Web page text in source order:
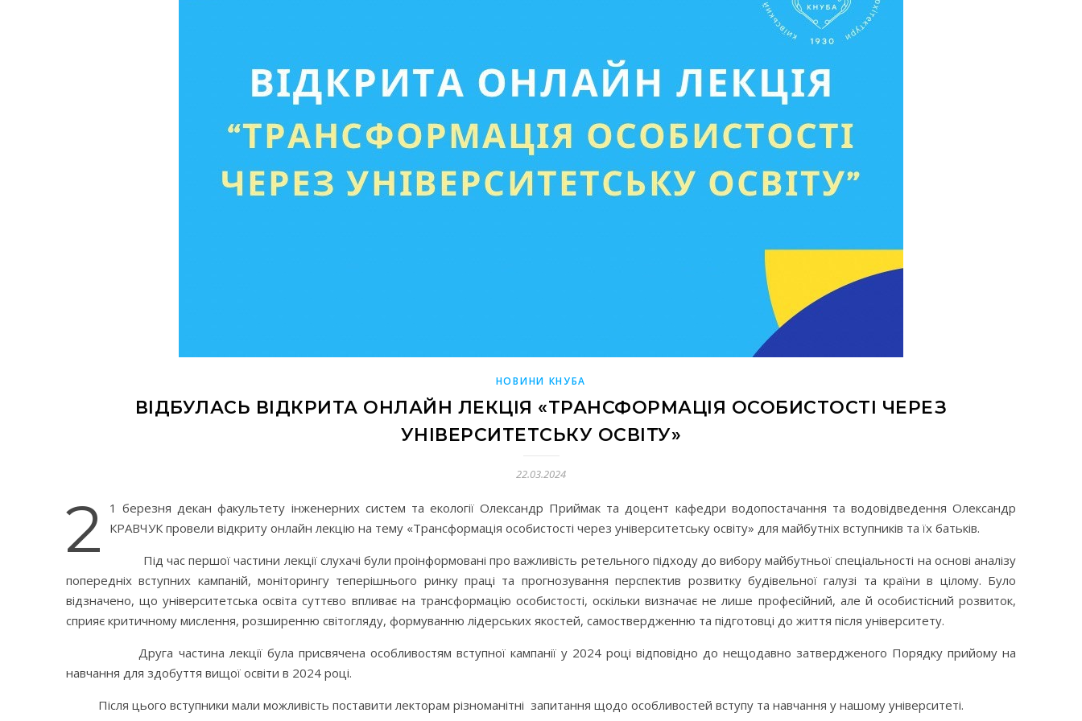
НОВИНИ КНУБА
ВІДБУЛАСЬ ВІДКРИТА ОНЛАЙН ЛЕКЦІЯ «ТРАНСФОРМАЦІЯ ОСОБИСТОСТІ ЧЕРЕЗ
УНІВЕРСИТЕТСЬКУ ОСВІТУ»
22.03.2024
2
1 березня декан факультету інженерних систем та екології Олександр Приймак та доцент кафедри водопостачання та водовідведення Олександр
КРАВЧУК провели відкриту онлайн лекцію на тему «Трансформація особистості через університетську освіту» для майбутніх вступників та їх батьків.
Під час першої частини лекції слухачі були проінформовані про важливість ретельного підходу до вибору майбутньої спеціальності на основі аналізу
попередніх вступних кампаній, моніторингу теперішнього ринку праці та прогнозування перспектив розвитку будівельної галузі та країни в цілому. Було
відзначено, що університетська освіта суттєво впливає на трансформацію особистості, оскільки визначає не лише професійний, але й особистісний розвиток,
сприяє критичному мислення, розширенню світогляду, формуванню лідерських якостей, самоствердженню та підготовці до життя після університету.
Друга частина лекції була присвячена особливостям вступної кампанії у 2024 році відповідно до нещодавно затвердженого Порядку прийому на
навчання для здобуття вищої освіти в 2024 році.
Після цього вступники мали можливість поставити лекторам різноманітні запитання щодо особливостей вступу та навчання у нашому університеті.